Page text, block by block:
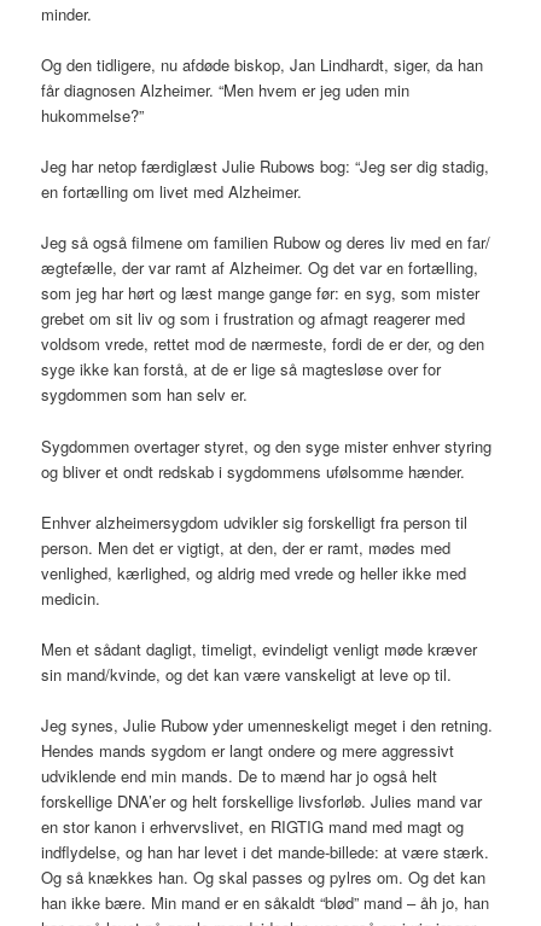
minder.
Og den tidligere, nu afdøde biskop, Jan Lindhardt, siger, da han
får diagnosen Alzheimer. “Men hvem er jeg uden min
hukommelse?”
Jeg har netop færdiglæst Julie Rubows bog: “Jeg ser dig stadig,
en fortælling om livet med Alzheimer.
Jeg så også filmene om familien Rubow og deres liv med en far/
ægtefælle, der var ramt af Alzheimer. Og det var en fortælling,
som jeg har hørt og læst mange gange før: en syg, som mister
grebet om sit liv og som i frustration og afmagt reagerer med
voldsom vrede, rettet mod de nærmeste, fordi de er der, og den
syge ikke kan forstå, at de er lige så magtesløse over for
sygdommen som han selv er.
Sygdommen overtager styret, og den syge mister enhver styring
og bliver et ondt redskab i sygdommens ufølsomme hænder.
Enhver alzheimersygdom udvikler sig forskelligt fra person til
person. Men det er vigtigt, at den, der er ramt, mødes med
venlighed, kærlighed, og aldrig med vrede og heller ikke med
medicin.
Men et sådant dagligt, timeligt, evindeligt venligt møde kræver
sin mand/kvinde, og det kan være vanskeligt at leve op til.
Jeg synes, Julie Rubow yder umenneskeligt meget i den retning.
Hendes mands sygdom er langt ondere og mere aggressivt
udviklende end min mands. De to mænd har jo også helt
forskellige DNA’er og helt forskellige livsforløb. Julies mand var
en stor kanon i erhvervslivet, en RIGTIG mand med magt og
indflydelse, og han har levet i det mande-billede: at være stærk.
Og så knækkes han. Og skal passes og pylres om. Og det kan
han ikke bære. Min mand er en såkaldt “blød” mand – åh jo, han